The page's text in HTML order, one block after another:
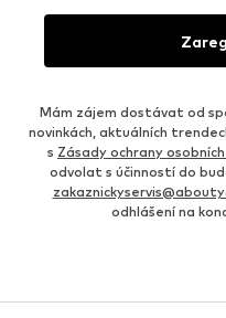
Mám zájem dostávat od
novinkách, aktuálních
s Zásady ochrany
odvolat s účinností do
odhlášení na